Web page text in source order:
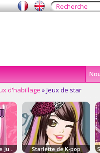
d'habillage » Jeux de star
Chambre de fan de Justin Bieber Starlette de K-pop